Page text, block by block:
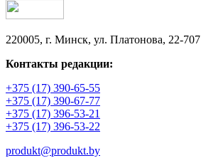
220005, г. Минск, ул. Платонова, 22-707
Контакты редакции:
+375 (17) 390-65-55
+375 (17) 390-67-77
+375 (17) 396-53-21
+375 (17) 396-53-22
produkt@produkt.by